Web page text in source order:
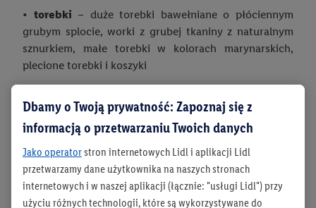
• torebki – duże torebki bawełniane o płóciennym
grubym splocie, worki z grubej tkaniny z naturalnym
sznurkiem, małe torebki w kolorach marynarskich,
plecione torebki i koszyki
w marynarskich barwach, kapelusze
A co w przypadku letnich chłodów? Wystarczy
zarzucić na ramiona bawełniany sweter lub
jednokolorową marynarkę, trzymając się określonej
Dbamy o Twoją prywatność: Zapoznaj się z
informacją o przetwarzaniu Twoich danych
Jako operatorstron internetowych Lidl i aplikacji Lidl
przetwarzamy dane użytkownika na naszych stronach
internetowych i w naszej aplikacji (łącznie: "usługi Lidl") przy
użyciu różnych technologii, które są wykorzystywane do